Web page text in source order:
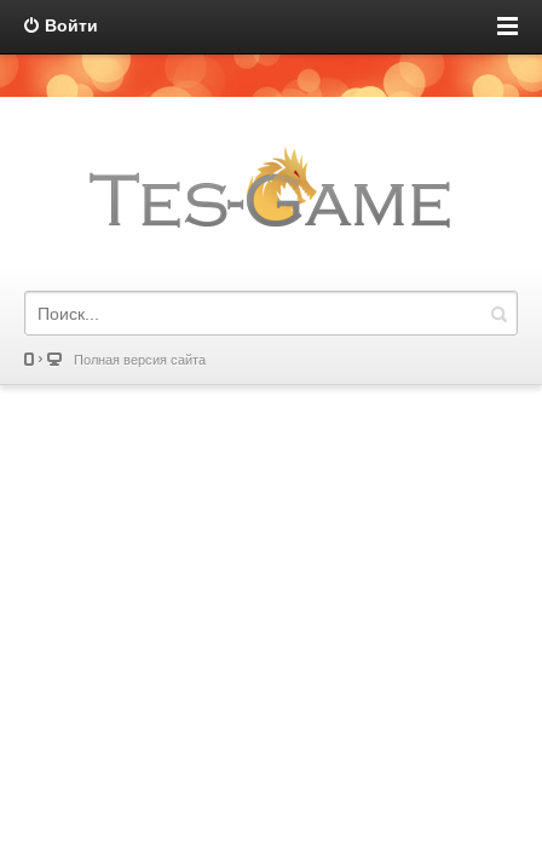
Войти
Полная версия сайта